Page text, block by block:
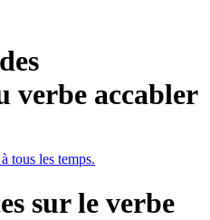
verbe accabler
à tous les temps.
sur le verbe